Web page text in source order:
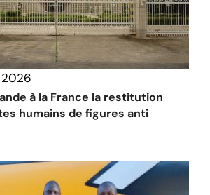
à la France la restitution
humains de figures anti